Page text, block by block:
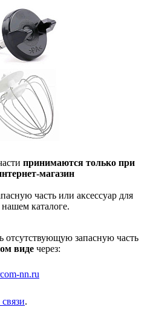
принимаются только при
магазин
часть или аксессуар для
каталоге.
отсутствующую запасную часть
виде через:
nn.ru
.